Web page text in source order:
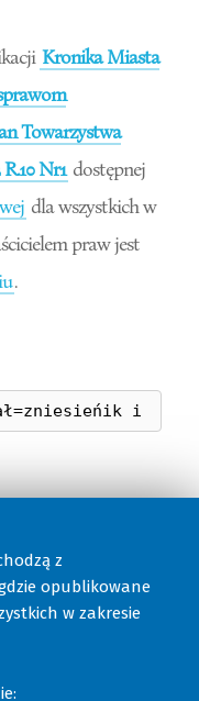
Kronika Miasta
Towarzystwa
Nr1 dostępnej
dla wszystkich w
praw jest
.
z
opublikowane
w zakresie